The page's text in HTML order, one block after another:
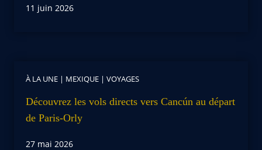
11 juin 2026
À LA UNE | MEXIQUE | VOYAGES
Découvrez les vols directs vers Cancún au départ
de Paris-Orly
27 mai 2026